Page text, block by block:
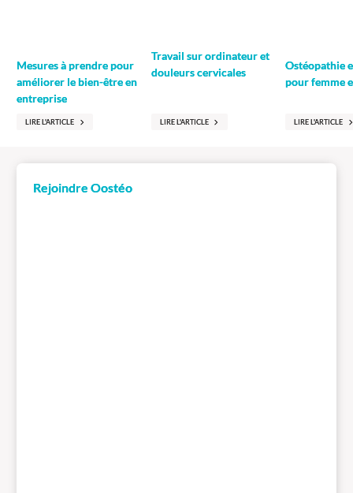
Mesures à prendre pour
améliorer le bien-être en
entreprise
LIRE L'ARTICLE
Travail sur ordinateur et
douleurs cervicales
LIRE L'ARTICLE
Ostéopathie
pour femme
LIRE L'ARTICLE
Rejoindre Oostéo